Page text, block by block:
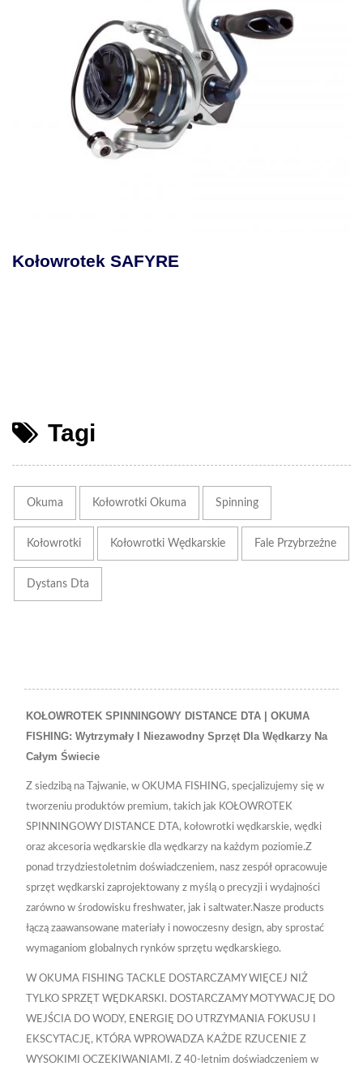
Kołowrotek SAFYRE
Tagi
Okuma Kołowrotki Okuma Spinning
Kołowrotki Kołowrotki Wędkarskie Fale Przybrzeżne
Dystans Dta
KOŁOWROTEK SPINNINGOWY DISTANCE DTA | OKUMA
FISHING: Wytrzymały I Niezawodny Sprzęt Dla Wędkarzy Na
Całym Świecie
Z siedzibą na Tajwanie, w OKUMA FISHING, specjalizujemy się w
tworzeniu produktów premium, takich jak KOŁOWROTEK
SPINNINGOWY DISTANCE DTA, kołowrotki wędkarskie, wędki
oraz akcesoria wędkarskie dla wędkarzy na każdym poziomie.Z
ponad trzydziestoletnim doświadczeniem, nasz zespół opracowuje
sprzęt wędkarski zaprojektowany z myślą o precyzji i wydajności
zarówno w środowisku freshwater, jak i saltwater.Nasze products
łączą zaawansowane materiały i nowoczesny design, aby sprostać
wymaganiom globalnych rynków sprzętu wędkarskiego.
W OKUMA FISHING TACKLE DOSTARCZAMY WIĘCEJ NIŻ
TYLKO SPRZĘT WĘDKARSKI. DOSTARCZAMY MOTYWACJĘ DO
WEJŚCIA DO WODY, ENERGIĘ DO UTRZYMANIA FOKUSU I
EKSCYTACJĘ, KTÓRA WPROWADZA KAŻDE RZUCENIE Z
WYSOKIMI OCZEKIWANIAMI. Z 40-letnim doświadczeniem w